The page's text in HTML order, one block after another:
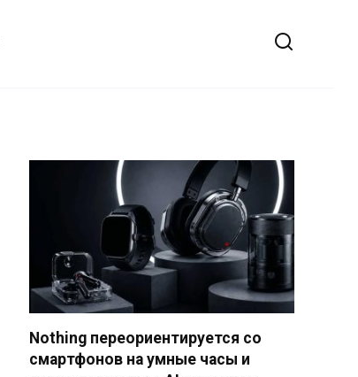
Nothing переориентируется со
смартфонов на умные часы и